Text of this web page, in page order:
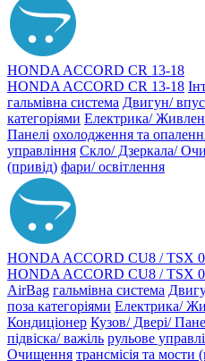
HONDA ACCORD CR 13-18
HONDA ACCORD CR 13-18
гальмівна система Двигун/
категоріями Електрика/
Панелі охолодження та
управління Скло/ Дзеркала/
(привід) фари/ освітлення
HONDA ACCORD CU8 / TSX
HONDA ACCORD CU8 / TSX
AirBag гальмівна система
поза категоріями Електрика/
Кондиціонер Кузов/ Двері/
підвіска/ важіль рульове
Очищення трансмісія та мости